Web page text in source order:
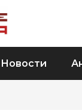
Новости